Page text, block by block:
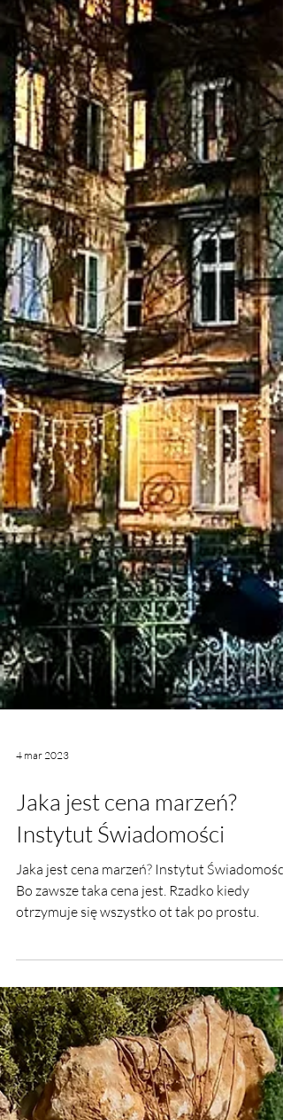
4 mar 2023
Jaka jest cena marzeń?
Instytut Świadomości
Jaka jest cena marzeń? Instytut Świadomości.
otrzymuje się wszystko ot tak po prostu.